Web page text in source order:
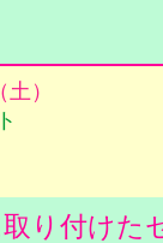
）
り付けた